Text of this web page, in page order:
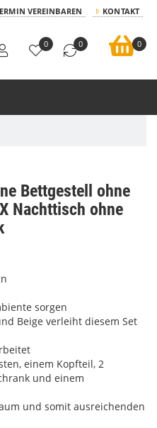
VEREINBAREN KONTAKT
0 0 0
Bettgestell ohne
Nachttisch ohne
sorgen
Beige verleiht diesem Set
einem Kopfteil, 2
und einem
und somit ausreichenden